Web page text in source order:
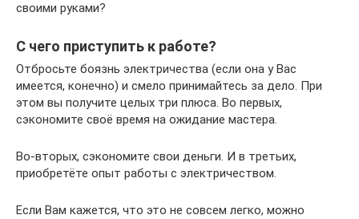
своими руками?
С чего приступить к работе?
Отбросьте боязнь электричества (если она у Вас
имеется, конечно) и смело принимайтесь за дело. При
этом вы получите целых три плюса. Во первых,
сэкономите своё время на ожидание мастера.
Во-вторых, сэкономите свои деньги. И в третьих,
приобретёте опыт работы с электричеством.
Если Вам кажется, что это не совсем легко, можно